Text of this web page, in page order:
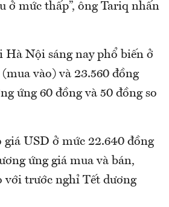
ở mức thấp”, ông Tariq nhấn
Hà Nội sáng nay phổ biến ở
vào) và 23.560 đồng
ứng 60 đồng và 50 đồng so
giá USD ở mức 22.640 đồng
ứng giá mua và bán,
với trước nghỉ Tết dương